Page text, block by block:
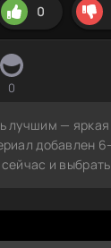
0
0
лучшим —
добавлен
и